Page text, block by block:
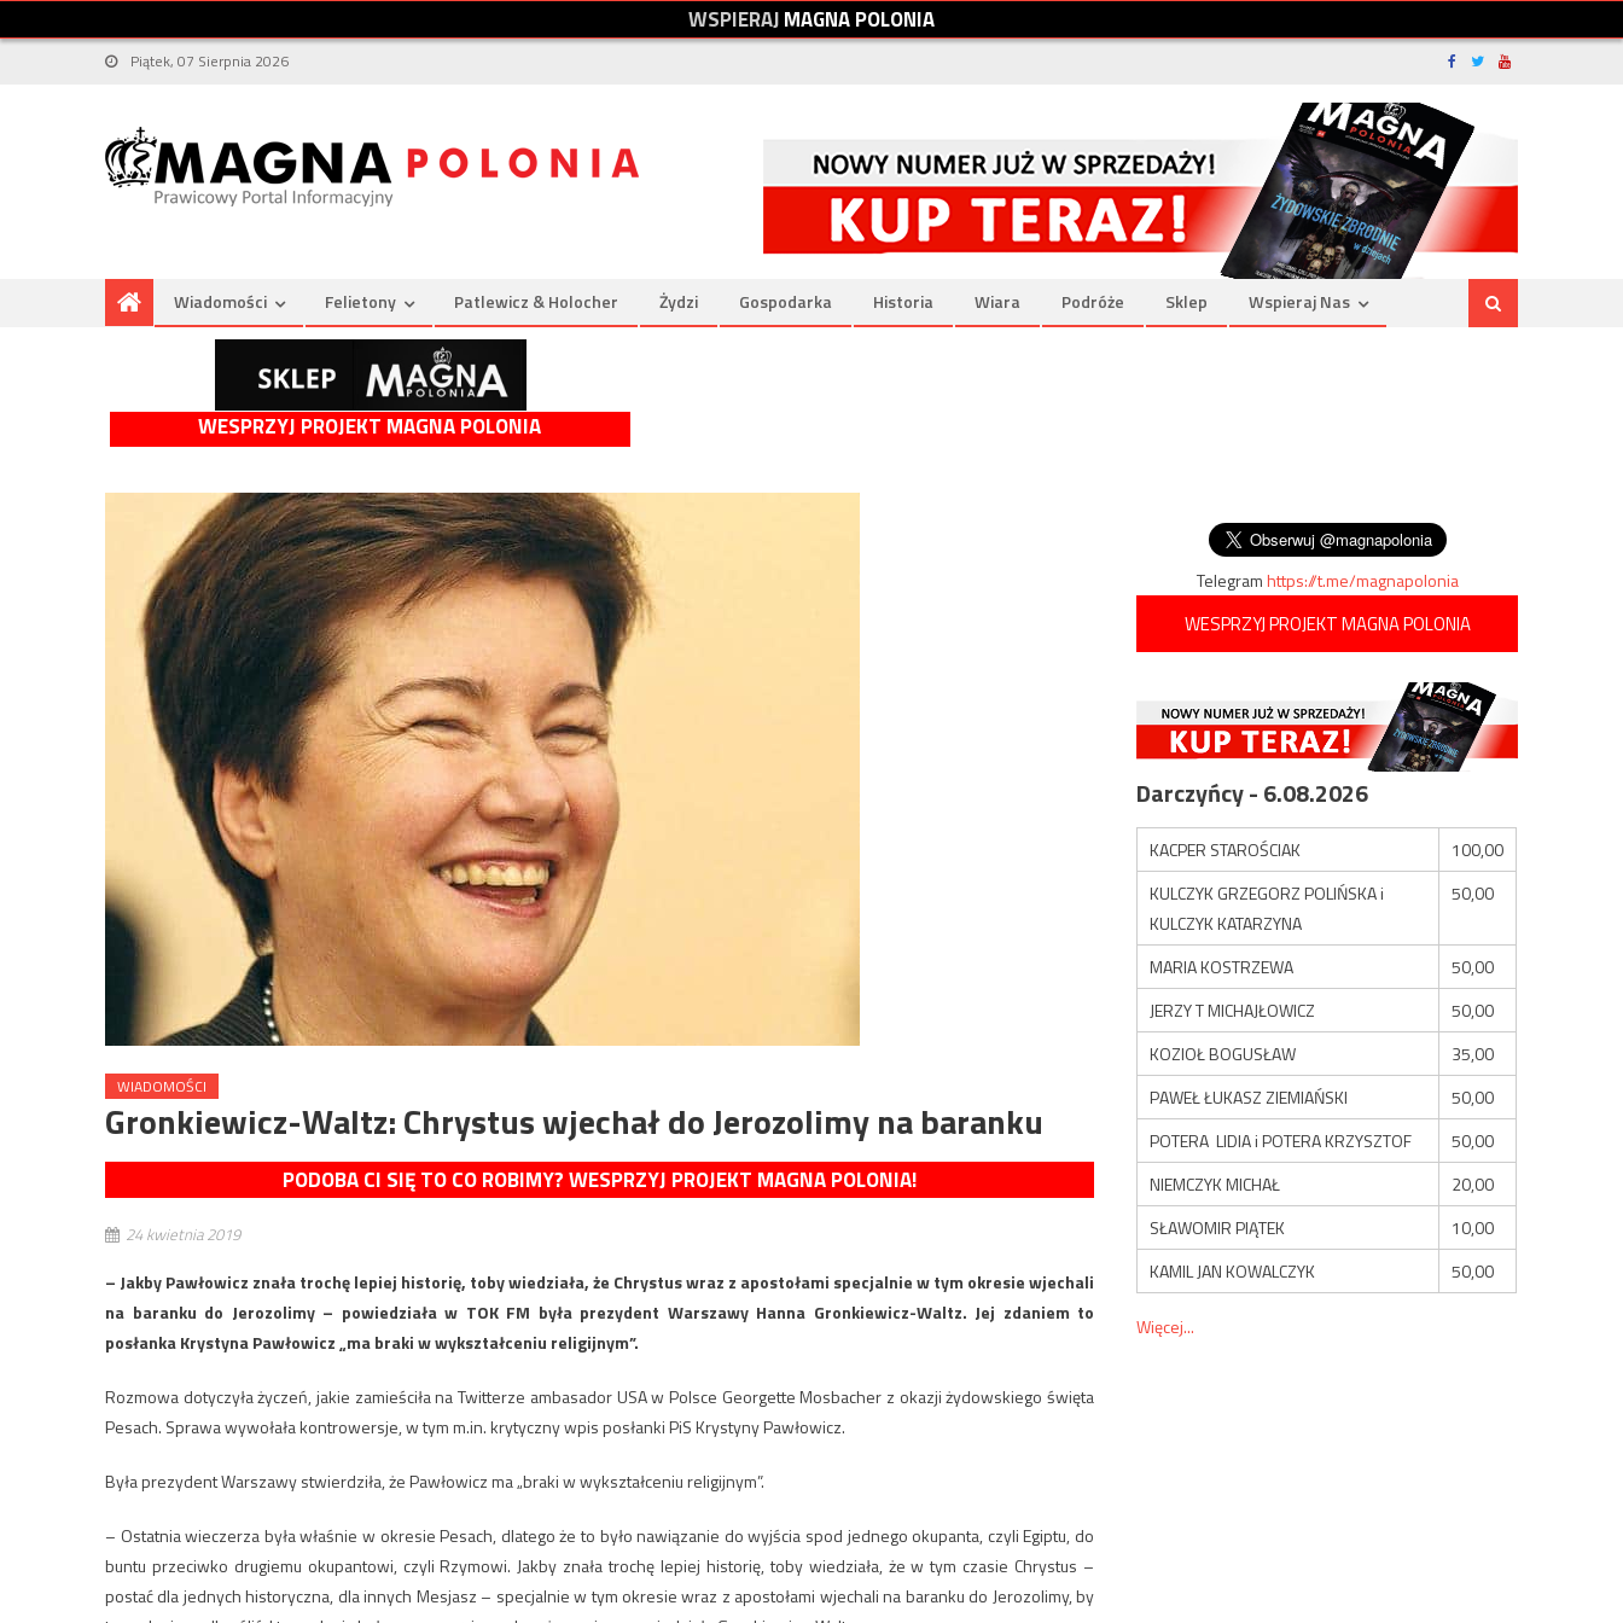
WSPIERAJMAGNAPOLONIA
Piątek, 07 Sierpnia 2026
Wiadomości Felietony Patlewicz & Holocher Żydzi Gospodarka Historia Wiara Podróże Sklep Wspieraj Nas
WESPRZYJ PROJEKT MAGNA POLONIA
WIADOMOŚCI
Gronkiewicz-Waltz: Chrystus wjechał do Jerozolimy na baranku
PODOBA CI SIĘ TO CO ROBIMY? WESPRZYJ PROJEKT MAGNA POLONIA!
24 kwietnia 2019
– Jakby Pawłowicz znała trochę lepiej historię, toby wiedziała, że Chrystus wraz z apostołami specjalnie w tym okresie wjechali
na baranku do Jerozolimy – powiedziała w TOK FM była prezydent Warszawy Hanna Gronkiewicz-Waltz. Jej zdaniem to
posłanka Krystyna Pawłowicz „ma braki w wykształceniu religijnym”.
Rozmowa dotyczyła życzeń, jakie zamieściła na Twitterze ambasador USA w Polsce Georgette Mosbacher z okazji żydowskiego święta
Pesach. Sprawa wywołała kontrowersje, w tym m.in. krytyczny wpis posłanki PiS Krystyny Pawłowicz.
Była prezydent Warszawy stwierdziła, że Pawłowicz ma „braki w wykształceniu religijnym”.
– Ostatnia wieczerza była właśnie w okresie Pesach, dlatego że to było nawiązanie do wyjścia spod jednego okupanta, czyli Egiptu, do
buntu przeciwko drugiemu okupantowi, czyli Rzymowi. Jakby znała trochę lepiej historię, toby wiedziała, że w tym czasie Chrystus –
postać dla jednych historyczna, dla innych Mesjasz – specjalnie w tym okresie wraz z apostołami wjechali na baranku do Jerozolimy, by
Telegramhttps://t.me/magnapolonia
WESPRZYJ PROJEKT MAGNA POLONIA
Darczyńcy - 6.08.2026
KACPER STAROŚCIAK
100,00
KULCZYK GRZEGORZ POLIŃSKA i
KULCZYK KATARZYNA
50,00
MARIA KOSTRZEWA
50,00
JERZY T MICHAJŁOWICZ
50,00
KOZIOŁ BOGUSŁAW
35,00
PAWEŁ ŁUKASZ ZIEMIAŃSKI
50,00
POTERA LIDIA i POTERA KRZYSZTOF
50,00
NIEMCZYK MICHAŁ
20,00
SŁAWOMIR PIĄTEK
10,00
KAMIL JAN KOWALCZYK
50,00
Więcej...